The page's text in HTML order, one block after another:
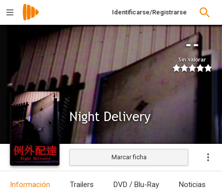
Identificarse/Registrarse
--
Sin valorar
Night Delivery
Marcar ficha
Información Trailers DVD / Blu-Ray Noticias